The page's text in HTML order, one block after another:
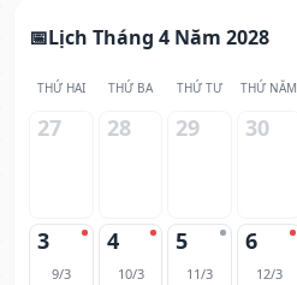
Lịch Tháng 4 Năm 2028
THỨ HAI THỨ BA THỨ TƯ THỨ NĂM
27 28 29 30
3
9/3
4
10/3
5
11/3
6
12/3